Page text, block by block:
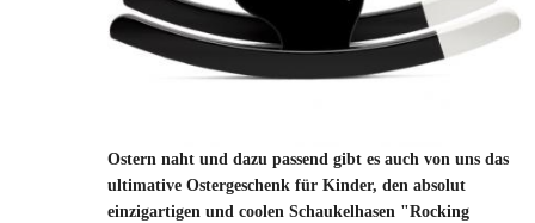
Ostern naht und dazu passend gibt es auch von uns das
ultimative Ostergeschenk für Kinder, den absolut
einzigartigen und coolen Schaukelhasen "Rocking